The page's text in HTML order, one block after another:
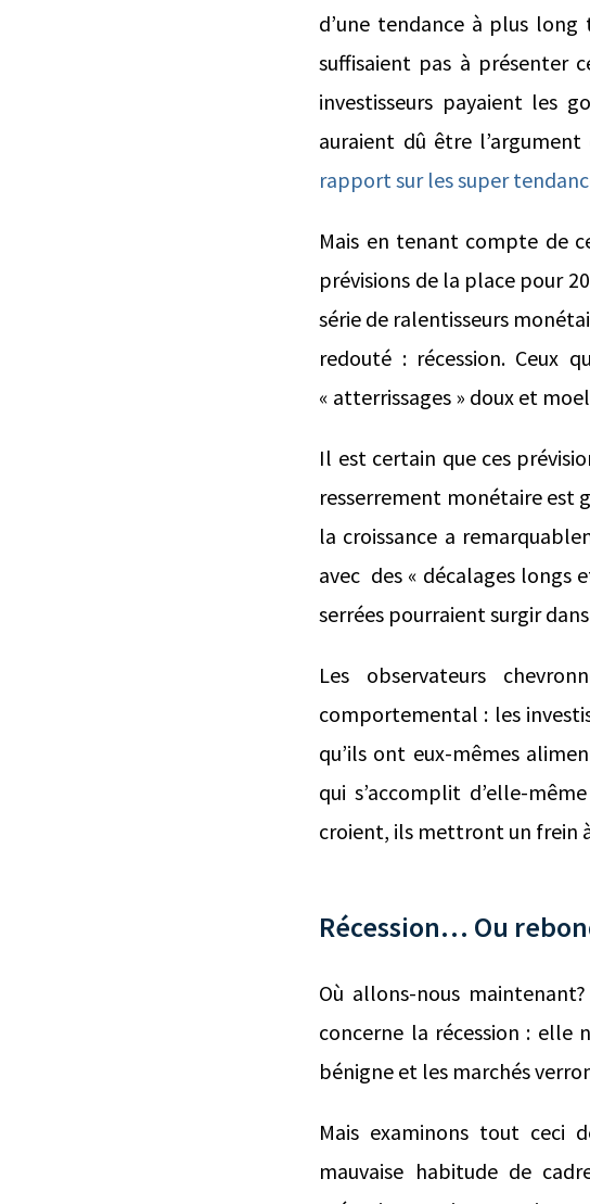
d’une tendance à plus
suffisaient pas à présenter
investisseurs payaient les
auraient dû être
rapport sur les super
Mais en tenant compte de
prévisions de la place pour
série de ralentisseurs
redouté : récession. Ceux
« atterrissages » doux et
Il est certain que ces
resserrement monétaire est
la croissance a
avec des « décalages longs
serrées pourraient surgir
Les observateurs
comportemental : les
qu’ils ont eux-mêmes
qui s’accomplit d’elle-
croient, ils mettront un frein
Récession… Ou
Où allons-nous
concerne la récession : elle
bénigne et les marchés
Mais examinons tout ceci
mauvaise habitude de